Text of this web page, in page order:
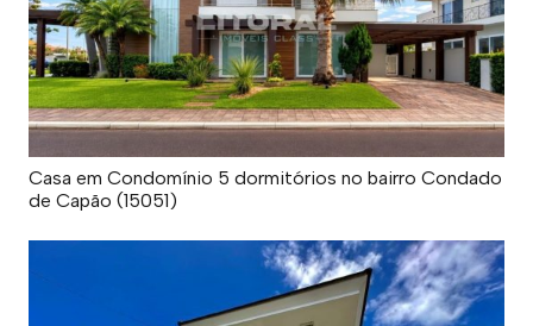
Casa em Condomínio 5 dormitórios no bairro Condado
de Capão (15051)